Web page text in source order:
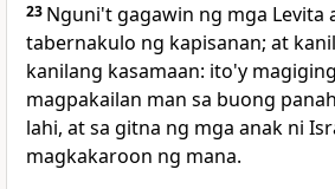
23 Nguni't gagawin ng mga Levita
tabernakulo ng kapisanan; at
kanilang kasamaan: ito'y
magpakailan man sa buong
lahi, at sa gitna ng mga anak ni
magkakaroon ng mana.